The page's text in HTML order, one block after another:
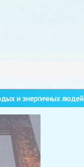
и энергичных людей